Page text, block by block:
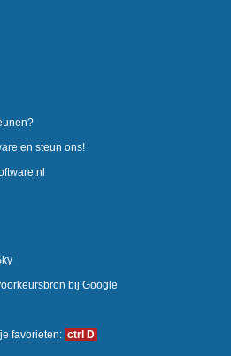
en steun ons!
bij Google
favorieten: ctrl D